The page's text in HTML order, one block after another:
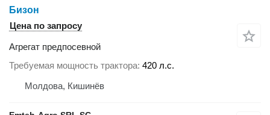
Бизон
Цена по запросу
Агрегат предпосевной
Требуемая мощность трактора 420 л.с.
Молдова, Кишинёв